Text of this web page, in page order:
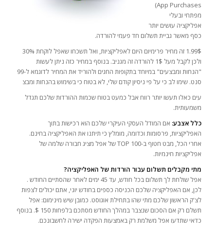
App Purchases)
מפתחי ובעלי
אפליקציה עושים יותר
כסף מאשר גביית תשלום חד פעמי להורדה.
1.99$ זה מחיר פרימיום היום לאפליקציות, ואל תשכחו שאפל לוקחת 30%
ולכן לקבל מעל 1$ להורדה זה מגניב. בנוסף במחיר כזה ניתן לעשות
"הנחות ומבצעים" במיוחד בתקופות החגים ולהוריד את המחיר לדוגמא ל-99
סנט. שימו לב כי על פי ניסיון קודם שלי, לא בטוח כי בשימוש בהנחות ומבצ
עים כאלו תעשו יותר רווח אבל כמעט בטוח שכמות ההורדות שלכם תגדל
משמעותית.
כלל אצבע: אם המודל העסקי העיקרי שלכם הוא רכישות בתוך
האפליקציות, פרסומות וכדומה, מומלץ כי תיתנו את האפליקציה בחינם.
אחרי הכל, מבט חטוף ב-TOP 100 של אפל מציג חבורה שלמה של
אפליקציות חינמיות.
מתי מקבלים תשלום עבור הורדות של האפליקציה?
אפל שולחת לך תשלום בכל חודש, עד 45 ימים לאחר שהסתיים החודש .
לכן, אם האפליקציה שלכם הכניסה כספים בחודש יוני, אתם יכולים לצפות
לצ'ק הראשון שלכם מתי שהו בתחילת אוגוסט. כמובן שיש מינימום: אפל
תשלם רק אם הסכום שנצבר במהלך החודש מסתכם בלפחות 150 $. בנוסף
כדאי שתדעו אפל משלמת רק באמצעות הפקדה ישירה לחשבונכם.